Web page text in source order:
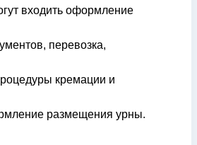
входить оформление
перевозка,
кремации и
размещения урны.